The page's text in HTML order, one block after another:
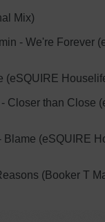
Mix)
- We're Forever
(eSQUIRE
Closer than Close
Blame (eSQUIRE
(Booker T